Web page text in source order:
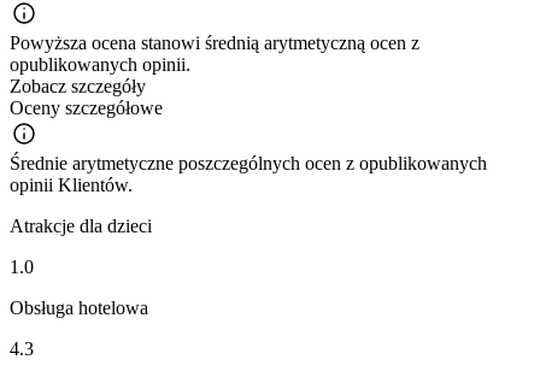
Powyższa ocena stanowi średnią arytmetyczną ocen z
opublikowanych opinii.
Zobacz szczegóły
Oceny szczegółowe
Średnie arytmetyczne poszczególnych ocen z opublikowanych
opinii Klientów.
Atrakcje dla dzieci
1.0
Obsługa hotelowa
4.3